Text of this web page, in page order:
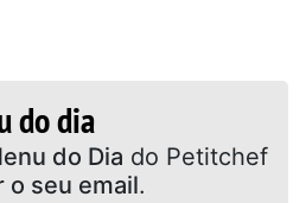
do dia
do Dia do Petitchef
o seu email.